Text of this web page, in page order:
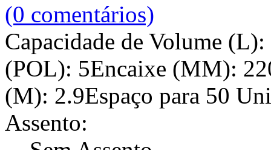
(0 comentários)
Capacidade de Volume
(POL): 5Encaixe (MM):
(M): 2.9Espaço para 50
Assento: